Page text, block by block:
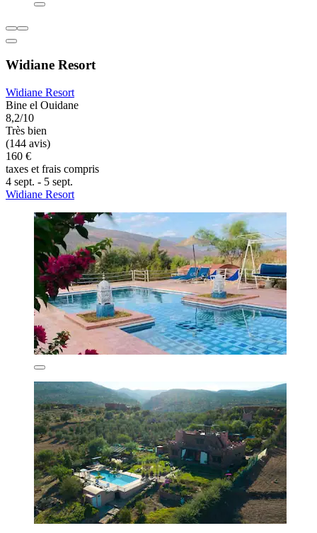
Widiane Resort
Widiane Resort
Bine el Ouidane
8,2/10
Très bien
(144 avis)
160 €
taxes et frais compris
4 sept. - 5 sept.
Widiane Resort